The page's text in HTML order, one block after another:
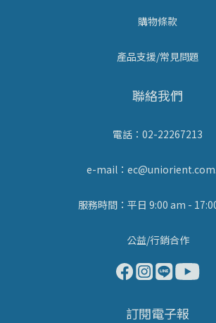
購物條款
產品支援/常見問題
聯絡我們
電話：02-22267213
e-mail：
服務時間：平日 9:00 am -
公益/行銷合作
訂閱電子報